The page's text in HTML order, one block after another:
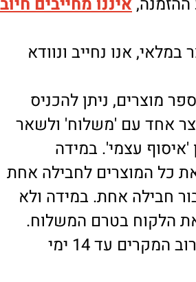
אנו נחייב ונוודא
מוצרים, ניתן להכניס
אחד עם 'משלוח' ולשאר
'איסוף עצמי'. במידה
כל המוצרים לחבילה אחת
חבילה אחת. במידה ולא
הלקוח בטרם המשלוח.
טיפול בהזמנות ברוב המקרים עד 14 ימי